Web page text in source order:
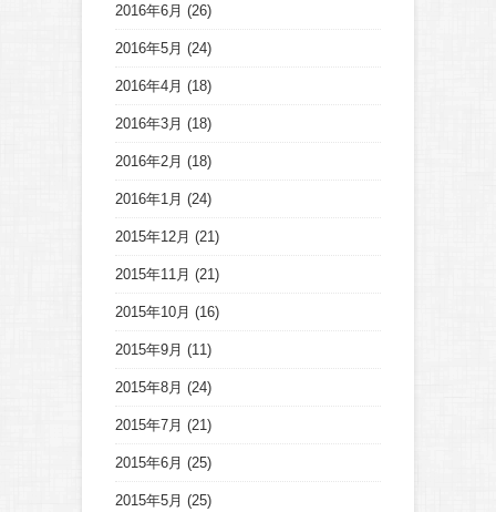
2016年6月 (26)
2016年5月 (24)
2016年4月 (18)
2016年3月 (18)
2016年2月 (18)
2016年1月 (24)
2015年12月 (21)
2015年11月 (21)
2015年10月 (16)
2015年9月 (11)
2015年8月 (24)
2015年7月 (21)
2015年6月 (25)
2015年5月 (25)